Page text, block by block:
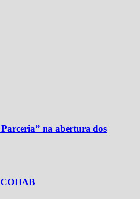
na abertura dos
COHAB